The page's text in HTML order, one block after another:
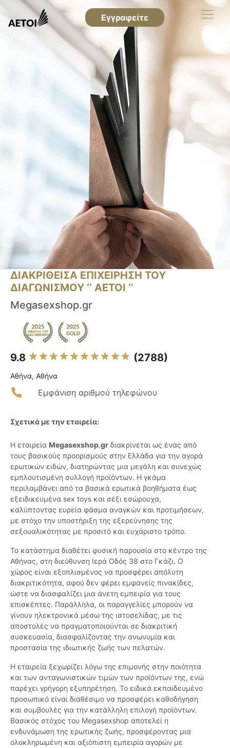
Εγγραφείτε
ΔΙΑΚΡΙΘΕΙΣΑ ΕΠΙΧΕΙΡΗΣΗ ΤΟΥ
ΔΙΑΓΩΝΙΣΜΟΥ ‘’ ΑΕΤΟΙ ‘’
Megasexshop.gr
9.8 (2788)
Αθήνα, Αθήνα
Εμφάνιση αριθμού τηλεφώνου
Σχετικά με την εταιρεία:
Η εταιρεία Megasexshop.gr διακρίνεται ως ένας από
τους βασικούς προορισμούς στην Ελλάδα για την αγορά
ερωτικών ειδών, διατηρώντας μια μεγάλη και συνεχώς
εμπλουτισμένη συλλογή προϊόντων. Η γκάμα
περιλαμβάνει από τα βασικά ερωτικά βοηθήματα έως
εξειδικευμένα sex toys και σέξι εσώρουχα,
καλύπτοντας ευρεία φάσμα αναγκών και προτιμήσεων,
με στόχο την υποστήριξη της εξερεύνησης της
σεξουαλικότητας με προσιτό και ευχάριστο τρόπο.
Το κατάστημα διαθέτει φυσική παρουσία στο κέντρο της
Αθήνας, στη διεύθυνση Ιερά Οδός 38 στο Γκάζι. Ο
χώρος είναι εξοπλισμένος να προσφέρει απόλυτη
διακριτικότητα, αφού δεν φέρει εμφανείς πινακίδες,
ώστε να διασφαλίζει μια άνετη εμπειρία για τους
επισκέπτες. Παράλληλα, οι παραγγελίες μπορούν να
γίνουν ηλεκτρονικά μέσω της ιστοσελίδας, με τις
αποστολές να πραγματοποιούνται σε διακριτική
συσκευασία, διασφαλίζοντας την ανωνυμία και
προστασία της ιδιωτικής ζωής των πελατών.
Η εταιρεία ξεχωρίζει λόγω της επιμονής στην ποιότητα
και των ανταγωνιστικών τιμών των προϊόντων της, ενώ
παρέχει γρήγορη εξυπηρέτηση. Το ειδικά εκπαιδευμένο
προσωπικό είναι διαθέσιμο να προσφέρει καθοδήγηση
και συμβουλές για την κατάλληλη επιλογή προϊόντων.
Βασικός στόχος του Megasexshop αποτελεί η
ενδυνάμωση της ερωτικής ζωής, προσφέροντας μια
ολοκληρωμένη και αξιόπιστη εμπειρία αγορών με